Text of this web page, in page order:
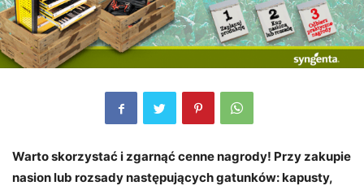
Warto skorzystać i zgarnąć cenne nagrody! Przy zakupie
nasion lub rozsady następujących gatunków: kapusty,